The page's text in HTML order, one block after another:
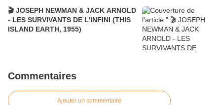
🎬 JOSEPH NEWMAN & JACK ARNOLD
- LES SURVIVANTS DE L'INFINI (THIS
ISLAND EARTH, 1955)
Commentaires
Ajouter un commentaire